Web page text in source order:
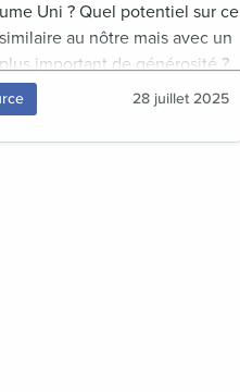
Uni ? Quel potentiel sur ce
au nôtre mais avec un
important de générosité ?
avec la conférence de
au CIOF 2025. [Accès
28 juillet 2025